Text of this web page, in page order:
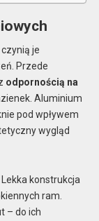
je
Przede
odpornością na
Aluminium
pod wpływem
wygląd
konstrukcja
ram.
– do ich